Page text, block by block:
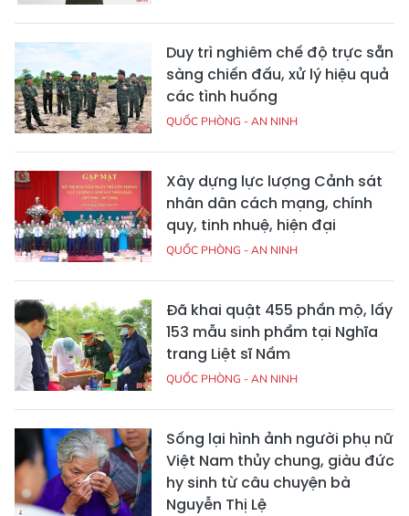
Duy trì nghiêm chế độ trực sẵn
sàng chiến đấu, xử lý hiệu quả
các tình huống
QUỐC PHÒNG - AN NINH
Xây dựng lực lượng Cảnh sát
nhân dân cách mạng, chính
quy, tinh nhuệ, hiện đại
QUỐC PHÒNG - AN NINH
Đã khai quật 455 phần mộ, lấy
153 mẫu sinh phẩm tại Nghĩa
trang Liệt sĩ Nầm
QUỐC PHÒNG - AN NINH
Sống lại hình ảnh người phụ nữ
Việt Nam thủy chung, giàu đức
hy sinh từ câu chuyện bà
Nguyễn Thị Lệ